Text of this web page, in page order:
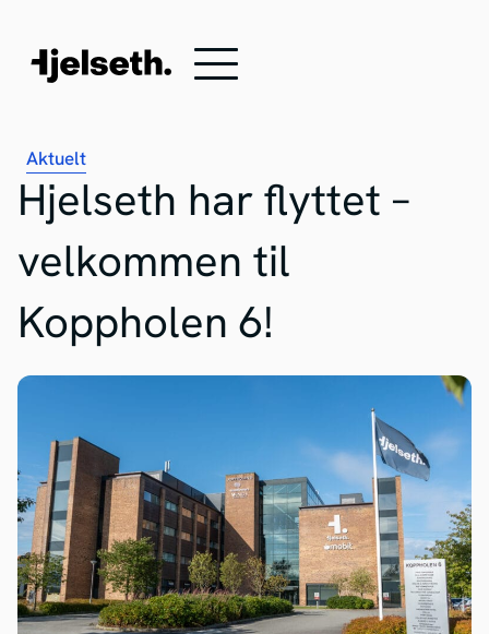
Aktuelt
Hjelseth har flyttet –
velkommen til
Koppholen 6!